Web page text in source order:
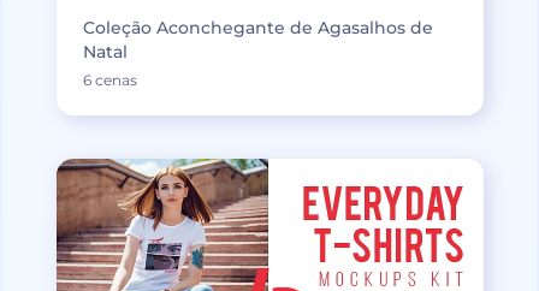
Coleção Aconchegante de Agasalhos de
Natal
6 cenas